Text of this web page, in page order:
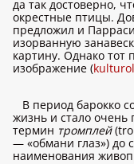
да так достоверно,
окрестные птицы.
предложил и
изорванную
картину. Однако тот
изображение (
В период барокко
жизнь и стало
термин тромплей
— «обмани глаз») до
наименования